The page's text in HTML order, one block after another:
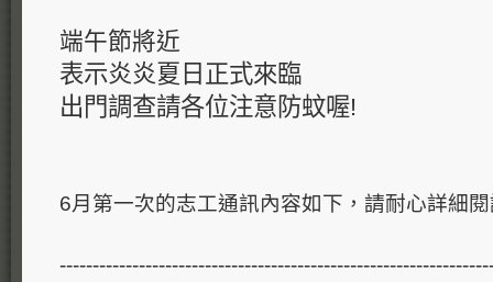
端午節將近
表示炎炎夏日正式來臨
出門調查請各位注意防蚊喔!
6月第一次的志工通訊內容如下，請耐心詳細